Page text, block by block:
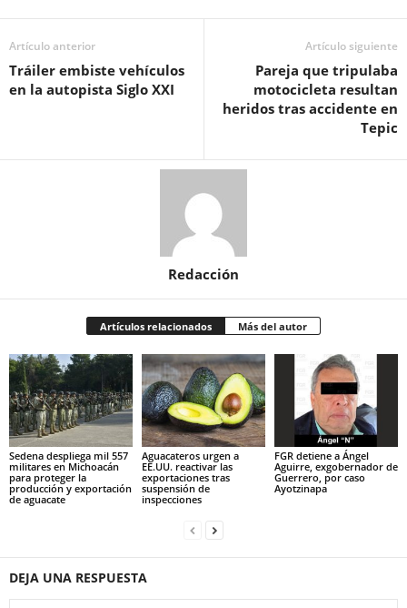
Artículo anterior
Tráiler embiste vehículos
en la autopista Siglo XXI
Artículo siguiente
Pareja que tripulaba
motocicleta resultan
heridos tras accidente en
Tepic
Redacción
Artículos relacionados Más del autor
Sedena despliega mil 557
militares en Michoacán
para proteger la
producción y exportación
de aguacate
Aguacateros urgen a
EE.UU. reactivar las
exportaciones tras
suspensión de
inspecciones
FGR detiene a Ángel
Aguirre, exgobernador de
Guerrero, por caso
Ayotzinapa
DEJA UNA RESPUESTA